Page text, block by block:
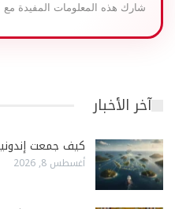
شارك هذه المعلومات المفيدة مع
آخر الأخبار
كيف جمعت
أغسطس 8, 2026